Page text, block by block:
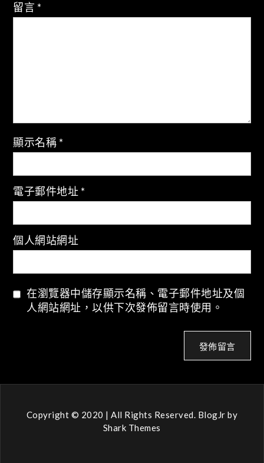
留言 *
顯示名稱 *
電子郵件地址 *
個人網站網址
在瀏覽器中儲存顯示名稱、電子郵件地址及個
人網站網址，以供下次發佈留言時使用。
Copyright © 2020 | All Rights Reserved. BlogJr by
Shark Themes